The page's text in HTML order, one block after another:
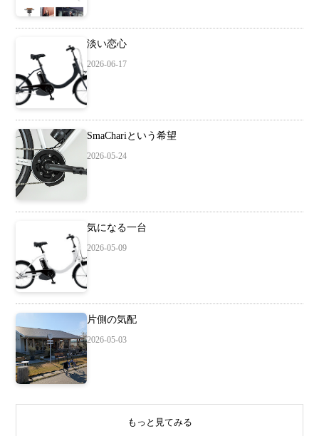
淡い恋心
2026-06-17
SmaChariという希望
2026-05-24
気になる一台
2026-05-09
片側の気配
2026-05-03
もっと見てみる